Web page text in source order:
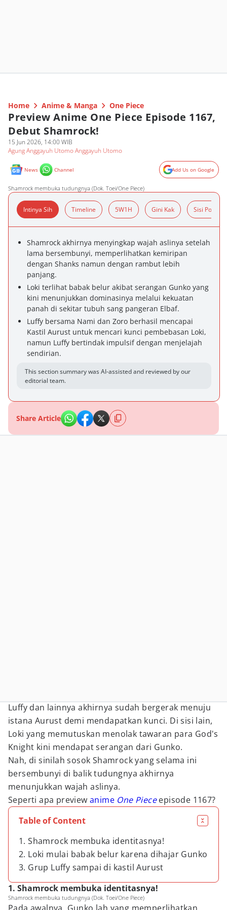
Home Anime & Manga One Piece
Preview Anime One Piece Episode 1167,
Debut Shamrock!
15 Jun 2026, 14:00 WIB
Agung Anggayuh Utomo Anggayuh Utomo
News Channel Add Us on Google
Shamrock membuka tudungnya (Dok. Toei/One Piece)
Intinya Sih Timeline 5W1H Gini Kak Sisi Positif
Shamrock akhirnya menyingkap wajah aslinya setelah
lama bersembunyi, memperlihatkan kemiripan
dengan Shanks namun dengan rambut lebih
panjang.
Loki terlihat babak belur akibat serangan Gunko yang
kini menunjukkan dominasinya melalui kekuatan
panah di sekitar tubuh sang pangeran Elbaf.
Luffy bersama Nami dan Zoro berhasil mencapai
Kastil Aurust untuk mencari kunci pembebasan Loki,
namun Luffy bertindak impulsif dengan menjelajah
sendirian.
This section summary was AI-assisted and reviewed by our
editorial team.
Share Article
Luffy dan lainnya akhirnya sudah bergerak menuju
istana Aurust demi mendapatkan kunci. Di sisi lain,
Loki yang memutuskan menolak tawaran para God's
Knight kini mendapat serangan dari Gunko.
Nah, di sinilah sosok Shamrock yang selama ini
bersembunyi di balik tudungnya akhirnya
menunjukkan wajah aslinya.
Seperti apa preview anime One Piece episode 1167?
Table of Content
1. Shamrock membuka identitasnya!
2. Loki mulai babak belur karena dihajar Gunko
3. Grup Luffy sampai di kastil Aurust
1. Shamrock membuka identitasnya!
Shamrock membuka tudungnya (Dok. Toei/One Piece)